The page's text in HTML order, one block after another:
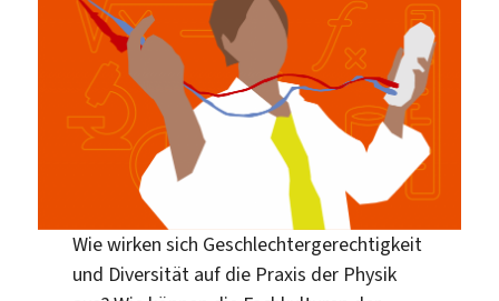
Wie wirken sich Geschlechtergerechtigkeit
und Diversität auf die Praxis der Physik